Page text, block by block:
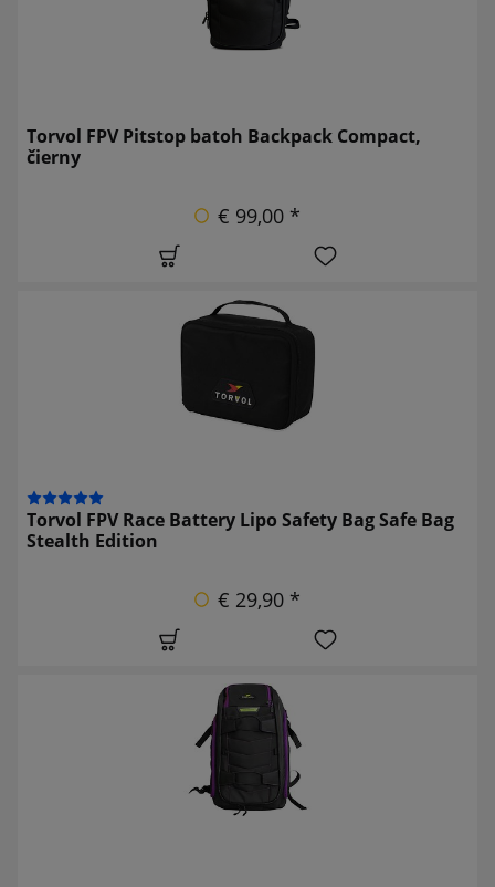
Torvol FPV Pitstop batoh Backpack Compact,
čierny
€ 99,00 *
Torvol FPV Race Battery Lipo Safety Bag Safe Bag
Stealth Edition
€ 29,90 *